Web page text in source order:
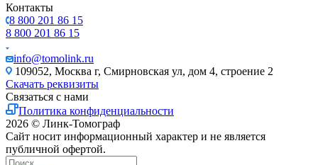
Контакты
8 800 201 86 15
8 800 201 86 15
info@tomolink.ru
109052, Москва г, Смирновская ул, дом 4, строение 2
Скачать реквизиты
Связаться с нами
Политика конфиденциальности
2026 © Линк-Томограф
Сайт носит информационный характер и не является
публичной офертой.